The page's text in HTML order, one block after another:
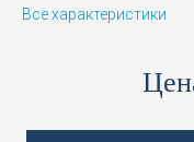
Все характеристики